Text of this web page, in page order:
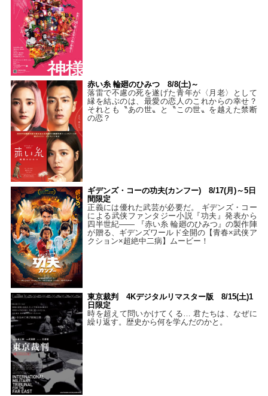
赤い糸 輪廻のひみつ 8/8(土)～
落雷で不慮の死を遂げた青年が〈月老〉として
縁を結ぶのは、最愛の恋人のこれからの幸せ？
それとも〝あの世〟と〝この世〟を越えた禁断
の恋？
ギデンズ・コーの功夫(カンフー) 8/17(月)～5日
間限定
正義には優れた武芸が必要だ。 ギデンズ・コー
による武侠ファンタジー小説『功夫』発表から
四半世紀―― 『赤い糸 輪廻のひみつ』の製作陣
が贈る、ギデンズワールド全開の【青春×武侠ア
クション×超絶中二病】ムービー！
東京裁判 4Kデジタルリマスター版 8/15(土)1
日限定
時を超えて問いかけてくる… 君たちは、なぜに
繰り返す。歴史から何を学んだのかと。